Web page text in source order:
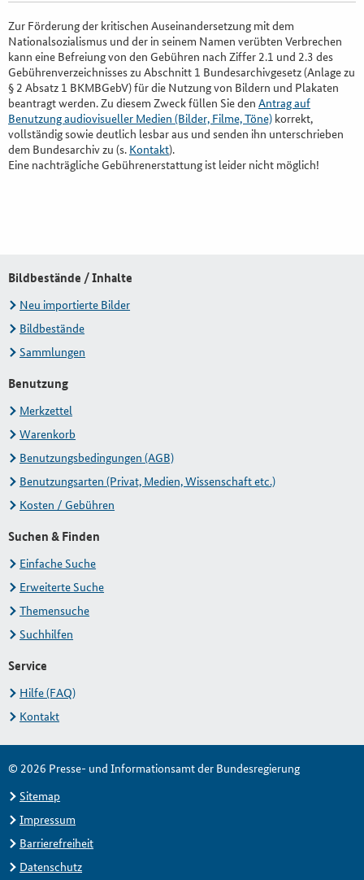
Zur Förderung der kritischen Auseinandersetzung mit dem
Nationalsozialismus und der in seinem Namen verübten Verbrechen
kann eine Befreiung von den Gebühren nach Ziffer 2.1 und 2.3 des
Gebührenverzeichnisses zu Abschnitt 1 Bundesarchivgesetz (Anlage zu
§ 2 Absatz 1 BKMBGebV) für die Nutzung von Bildern und Plakaten
beantragt werden. Zu diesem Zweck füllen Sie den Antrag auf
Benutzung audiovisueller Medien (Bilder, Filme, Töne) korrekt,
vollständig sowie deutlich lesbar aus und senden ihn unterschrieben
dem Bundesarchiv zu (s. Kontakt).
Eine nachträgliche Gebührenerstattung ist leider nicht möglich!
Bildbestände / Inhalte
Neu importierte Bilder
Bildbestände
Sammlungen
Benutzung
Merkzettel
Warenkorb
Benutzungsbedingungen (AGB)
Benutzungsarten (Privat, Medien, Wissenschaft etc.)
Kosten / Gebühren
Suchen & Finden
Einfache Suche
Erweiterte Suche
Themensuche
Suchhilfen
Service
Hilfe (FAQ)
Kontakt
© 2026 Presse- und Informationsamt der Bundesregierung
Sitemap
Impressum
Barrierefreiheit
Datenschutz